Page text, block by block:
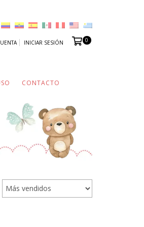
INICIAR SESIÓN 0
CONTACTO